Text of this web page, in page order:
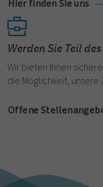
Hier finden Sie uns
Werden Sie Teil
Wir bieten Ihnen
die Möglichkeit, unsere
Offene